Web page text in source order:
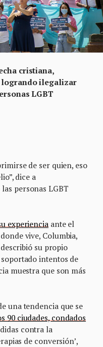
cristiana,
logrando ilegalizar
LGBT
de ser quien, eso
dice a
personas LGBT
experienciaante el
vive, Columbia,
su propio
intentos de
muestra que son más
una tendencia que se
90 ciudades, condados
contra la
de conversión’,